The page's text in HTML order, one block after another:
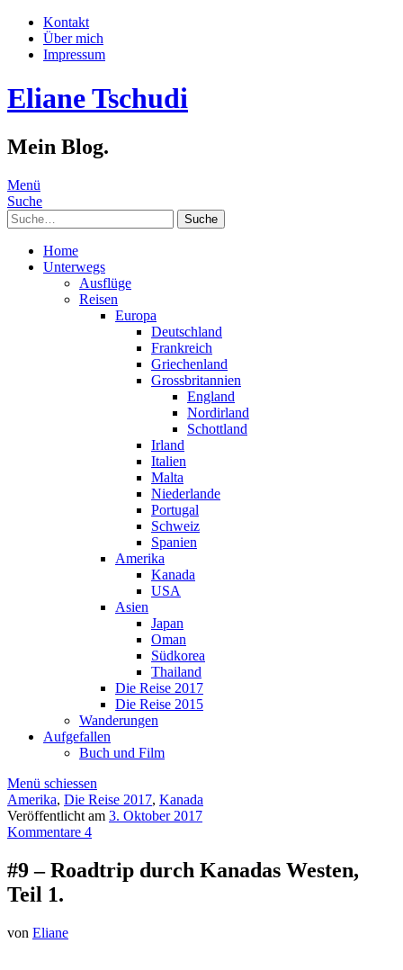
Kontakt
Über mich
Impressum
Eliane Tschudi
Mein Blog.
Menü
Suche
Suche
Home
Unterwegs
Ausflüge
Reisen
Europa
Deutschland
Frankreich
Griechenland
Grossbritannien
England
Nordirland
Schottland
Irland
Italien
Malta
Niederlande
Portugal
Schweiz
Spanien
Amerika
Kanada
USA
Asien
Japan
Oman
Südkorea
Thailand
Die Reise 2017
Die Reise 2015
Wanderungen
Aufgefallen
Buch und Film
Menü schiessen
Amerika, Die Reise 2017, Kanada
Veröffentlicht am 3. Oktober 2017
Kommentare 4
#9 – Roadtrip durch Kanadas Westen,
Teil 1.
von Eliane